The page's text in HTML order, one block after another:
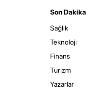
Son Dakika
Sağlık
Teknoloji
Finans
Turizm
Yazarlar